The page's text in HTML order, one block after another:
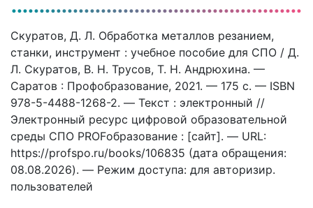
Скуратов, Д. Л. Обработка металлов резанием,
станки, инструмент : учебное пособие для СПО / Д.
Л. Скуратов, В. Н. Трусов, Т. Н. Андрюхина. —
Саратов : Профобразование, 2021. — 175 c. — ISBN
978-5-4488-1268-2. — Текст : электронный //
Электронный ресурс цифровой образовательной
среды СПО PROFобразование : [сайт]. — URL:
https://profspo.ru/books/106835 (дата обращения:
08.08.2026). — Режим доступа: для авторизир.
пользователей